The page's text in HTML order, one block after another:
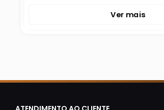
Ver mais